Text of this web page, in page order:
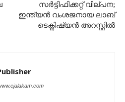
സർട്ടിഫിക്കറ്റ് വില്പന;
ഇന്ത്യൻ വംശജനായ ലാബ്
ടെക്നിഷ്യൻ അറസ്റ്റിൽ